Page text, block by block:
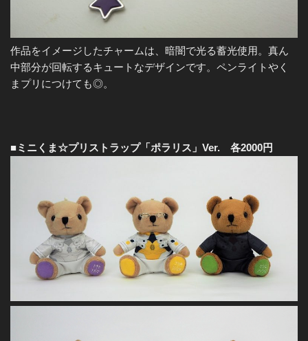
作品をイメージしたチャームは、暗闇で光る蓄光使用。真ん
中部分が回転するキュートなデザインです。ペンライトやく
まプリにつけても◎。
■ミニくま☆プリストラップ「ポラリス」Ver. 各2000円